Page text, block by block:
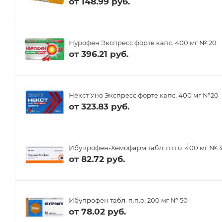
Нурофен Экспресс форте капс. 400 мг № 20
от 396.21 руб.
Некст Уно Экспресс форте капс. 400 мг №20
от 323.83 руб.
Ибупрофен-Хемофарм табл. п.п.о. 400 мг №
от 82.72 руб.
Ибупрофен табл. п.п.о. 200 мг № 50
от 78.02 руб.